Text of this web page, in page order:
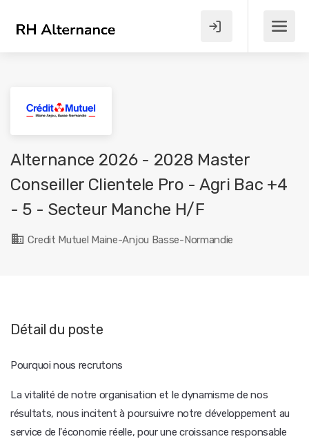
Alternance 2026 - 2028 Master
Conseiller Clientele Pro - Agri Bac +4
- 5 - Secteur Manche H/F
Credit Mutuel Maine-Anjou Basse-Normandie
Détail du poste
Pourquoi nous recrutons
La vitalité de notre organisation et le dynamisme de nos
résultats, nous incitent à poursuivre notre développement au
service de l'économie réelle, pour une croissance responsable